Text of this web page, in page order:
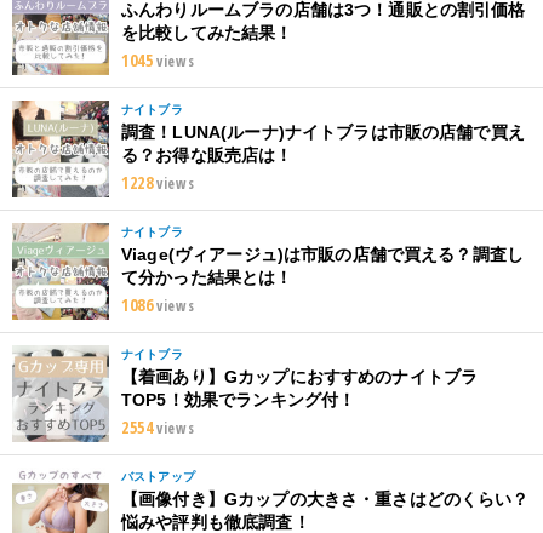
ふんわりルームブラの店舗は3つ！通販との割引価格
を比較してみた結果！
1045views
ナイトブラ
調査！LUNA(ルーナ)ナイトブラは市販の店舗で買え
る？お得な販売店は！
1228views
ナイトブラ
Viage(ヴィアージュ)は市販の店舗で買える？調査し
て分かった結果とは！
1086views
ナイトブラ
【着画あり】Gカップにおすすめのナイトブラ
TOP5！効果でランキング付！
2554views
バストアップ
【画像付き】Gカップの大きさ・重さはどのくらい？
悩みや評判も徹底調査！